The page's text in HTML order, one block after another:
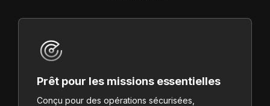
Prêt pour les missions essentielles
Conçu pour des opérations sécurisées,